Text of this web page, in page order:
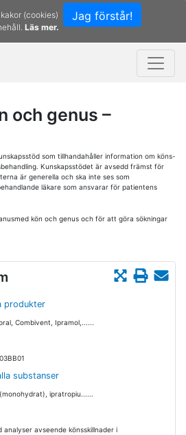
Jag förstår!
(cookies)
Läs mer.
och genus –
som tillhandahåller information om köns-
Kunskapsstödet är avsedd främst för
är generella och ska inte ses som
läkare som ansvarar för patientens
kön och genus och för att göra sökningar
produkter
Combivent, Ipramol,......
substanser
ipratropiu......
avseende könsskillnader i